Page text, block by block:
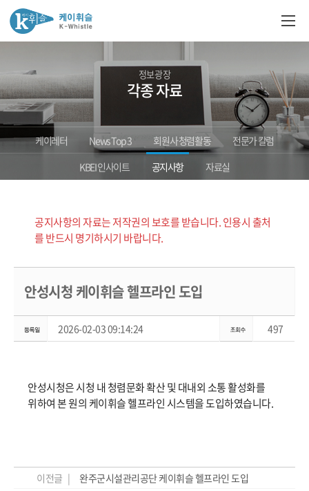
정보광장
각종 자료
케이레터 News Top 3 회원사 청렴활동
전문가 칼럼
KBEI 인사이트
공지사항 자료실
공지사항의 자료는 저작권의 보호를 받습니다. 인용시 출처
를 반드시 명기하시기 바랍니다.
안성시청 케이휘슬 헬프라인 도입
2026-02-03 09:14:24 497
안성시청은 시청 내 청렴문화 확산 및 대내외 소통 활성화를
위하여 본 원의 케이휘슬 헬프라인 시스템을 도입하였습니다.
이전글 |
완주군시설관리공단 케이휘슬 헬프라인 도입